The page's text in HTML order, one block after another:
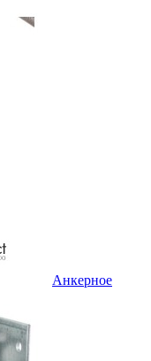
Анкерное